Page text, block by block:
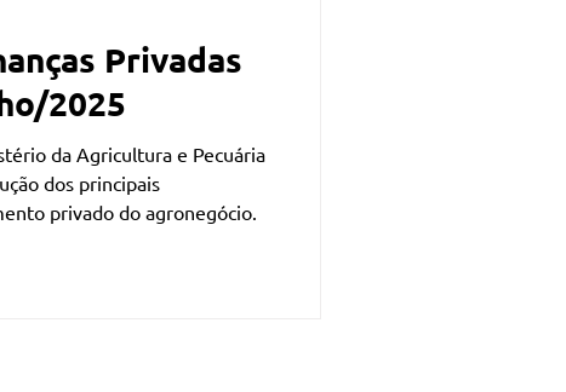
Privadas
2025
da Agricultura e Pecuária
dos principais
privado do agronegócio.